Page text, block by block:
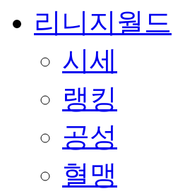
리니지월드
시세
랭킹
공성
혈맹